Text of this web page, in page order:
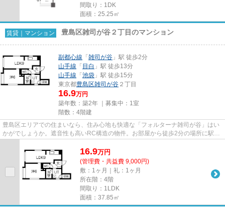
間取り：1DK
面積：25.25㎡
賃貸｜マンション 豊島区雑司が谷２丁目のマンション
副都心線 「 雑司が谷 」駅 徒歩2分
山手線 「 目白 」駅 徒歩13分
山手線 「 池袋 」駅 徒歩15分
東京都豊島区雑司が谷 ２丁目
16.9万円
築年数：築2年 ｜募集中： 1室
階数：4階建
豊島区エリアでの住まいなら、住み心地も快適な「フォルターナ雑司が谷」はい
かがでしょうか。遮音性も高いRC構造の物件。お部屋から徒歩2分の場所に駅が
16.9万円
(管理費・共益費 9,000円)
敷：1ヶ月｜礼：1ヶ月
所在階：4階
間取り：1LDK
面積：37.85㎡